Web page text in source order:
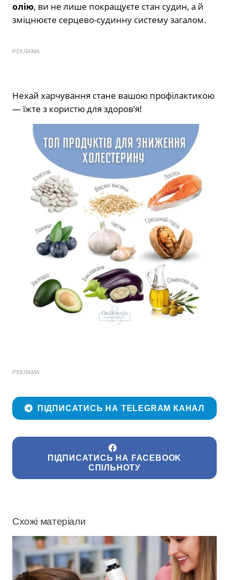
олію, ви не лише покращуєте стан судин, а й
зміцнюєте серцево-судинну систему загалом.
РЕКЛАМА
Нехай харчування стане вашою профілактикою
— їжте з користю для здоров’я!
РЕКЛАМА
ПІДПИСАТИСЬ НА TELEGRAM КАНАЛ
ПІДПИСАТИСЬ НА FACEBOOK
СПІЛЬНОТУ
Схожі матеріали